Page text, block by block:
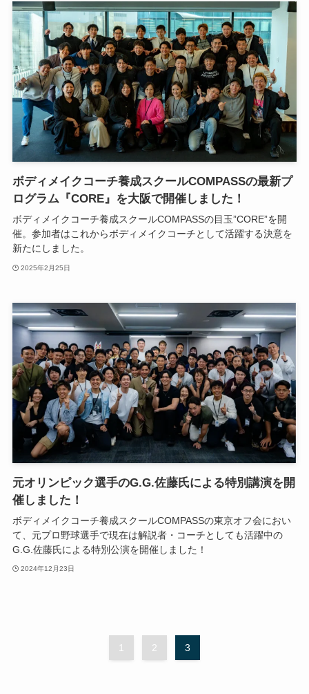
ボディメイクコーチ養成スクールCOMPASSの最新プ
ログラム『CORE』を大阪で開催しました！
ボディメイクコーチ養成スクールCOMPASSの目玉”CORE”を開
催。参加者はこれからボディメイクコーチとして活躍する決意を
新たにしました。
2025年2月25日
元オリンピック選手のG.G.佐藤氏による特別講演を開
催しました！
ボディメイクコーチ養成スクールCOMPASSの東京オフ会におい
て、元プロ野球選手で現在は解説者・コーチとしても活躍中の
G.G.佐藤氏による特別公演を開催しました！
2024年12月23日
1 2 3